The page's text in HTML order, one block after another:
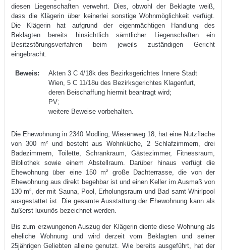
diesen Liegenschaften verwehrt. Dies, obwohl der Beklagte weiß,
dass die Klägerin über keinerlei sonstige Wohnmöglichkeit verfügt.
Die Klägerin hat aufgrund der eigenmächtigen Handlung des
Beklagten bereits hinsichtlich sämtlicher Liegenschaften ein
Besitzstörungsverfahren beim jeweils zuständigen Gericht
eingebracht.
Beweis:
Akten 3 C 4/18k des Bezirksgerichtes Innere Stadt
Wien, 5 C 11/18u des Bezirksgerichtes Klagenfurt,
deren Beischaffung hiermit beantragt wird;
PV;
weitere Beweise vorbehalten.
Die Ehewohnung in 2340 Mödling, Wiesenweg 18, hat eine Nutzfläche
von 300 m² und besteht aus Wohnküche, 2 Schlafzimmern, drei
Badezimmern, Toilette, Schrankraum, Gästezimmer, Fitnessraum,
Bibliothek sowie einem Abstellraum. Darüber hinaus verfügt die
Ehewohnung über eine 150 m² große Dachterrasse, die von der
Ehewohnung aus direkt begehbar ist und einen Keller im Ausmaß von
130 m², der mit Sauna, Pool, Erholungsraum und Bad samt Whirlpool
ausgestattet ist. Die gesamte Ausstattung der Ehewohnung kann als
äußerst luxuriös bezeichnet werden.
Bis zum erzwungenen Auszug der Klägerin diente diese Wohnung als
eheliche Wohnung und wird derzeit vom Beklagten und seiner
25jährigen Geliebten alleine genutzt. Wie bereits ausgeführt, hat der